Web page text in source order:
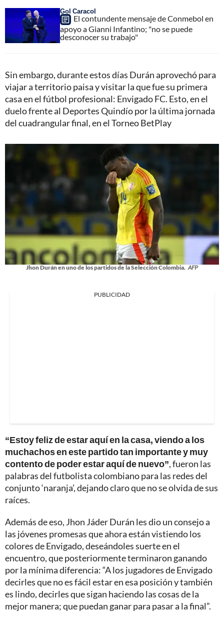
Gol Caracol
El contundente mensaje de Conmebol en
apoyo a Gianni Infantino; "no se puede
desconocer su trabajo"
Sin embargo, durante estos días Durán aprovechó para
viajar a territorio paisa y visitar la que fue su primera
casa en el fútbol profesional: Envigado FC. Esto, en el
duelo frente al Deportes Quindío por la última jornada
del cuadrangular final, en el Torneo BetPlay
Jhon Durán en uno de los partidos de la Selección Colombia. AFP
PUBLICIDAD
“Estoy feliz de estar aquí en la casa, viendo a los
muchachos en este partido tan importante y muy
contento de poder estar aquí de nuevo”, fueron las
palabras del futbolista colombiano para las redes del
conjunto ‘naranja’, dejando claro que no se olvida de sus
raíces.
Además de eso, Jhon Jáder Durán les dio un consejo a
las jóvenes promesas que ahora están vistiendo los
colores de Envigado, deseándoles suerte en el
encuentro, que posteriormente terminaron ganando
por la mínima diferencia: “A los jugadores de Envigado
decirles que no es fácil estar en esa posición y también
es lindo, decirles que sigan haciendo las cosas de la
mejor manera; que puedan ganar para pasar a la final”.